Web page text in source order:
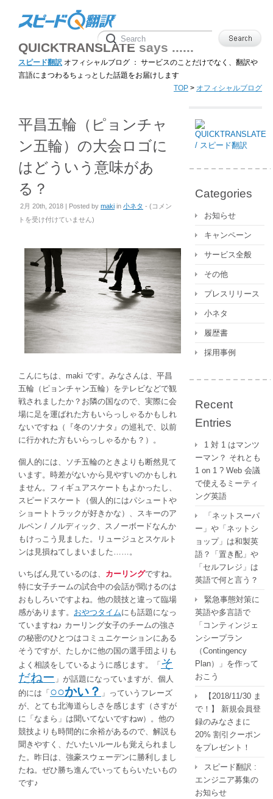
QUICKTRANSLATE says ......
スピード翻訳 オフィシャルブログ ： サービスのことだけでなく、翻訳や
言語にまつわるちょっとした話題をお届けします
TOP > オフィシャルブログ
平昌五輪（ピョンチャ
ン五輪）の大会ロゴに
はどういう意味があ
る？
2月 20th, 2018 | Posted by maki in 小ネタ - (平
（ピ
ョ
ン
チ
ン
大
会
ロ
ゴ
に
う
い
う
意
味
が
あ
コメン
トを受け付けていません)
こんにちは、maki です。みなさんは、平昌
五輪（ピョンチャン五輪）をテレビなどで観
戦されましたか？お隣の国なので、実際に会
場に足を運ばれた方もいらっしゃるかもしれ
ないですね（『冬のソナタ』の巡礼で、以前
に行かれた方もいらっしゃるかも？）。
個人的には、ソチ五輪のときよりも断然見て
います。時差がないから見やすいのかもしれ
ません。フィギュアスケートもよかったし、
スピードスケート（個人的にはパシュートや
ショートトラックが好きかな）、スキーのア
ルペン / ノルディック、スノーボードなんか
もけっこう見ました。リュージュとスケルト
ンは見損ねてしまいました……。
いちばん見ているのは、 カーリングですね。
特に女子チームの試合中の会話が聞けるのは
おもしろいですよね。他の競技と違って臨場
感があります。 おやつタイムにも話題になっ
ていますね♪ カーリング女子のチームの強さ
の秘密のひとつはコミュニケーションにある
そうですが、たしかに他の国の選手団よりも
よく相談をしているように感じます。「 そ
だねー 」が話題になっていますが、個人
的には「 ○○かい？ 」っていうフレーズ
が、とても北海道らしさを感じます（さすが
に「なまら」は聞いてないですねw）。他の
競技よりも時間的に余裕があるので、解説も
聞きやすく、だいたいルールも覚えられまし
た。昨日は、強豪スウェーデンに勝利しまし
たね。ぜひ勝ち進んでいってもらいたいもの
です♪
Categories
お知らせ
キャンペーン
サービス全般
その他
プレスリリース
小ネタ
履歴書
採用事例
Recent
Entries
1 対 1 はマンツ
ーマン？ それとも
1 on 1 ? Web 会議
で使えるミーティ
ング英語
「ネットスーパ
ー」や「ネットシ
ョップ」は和製英
語？「置き配」や
「セルフレジ」は
英語で何と言う？
緊急事態対策に
英語や多言語で
「コンティンジェ
ンシープラン
（Contingency
Plan）」を作って
おこう
【2018/11/30 ま
で！】 新規会員登
録のみなさまに
20% 割引クーポン
をプレゼント！
スピード翻訳 :
エンジニア募集の
お知らせ